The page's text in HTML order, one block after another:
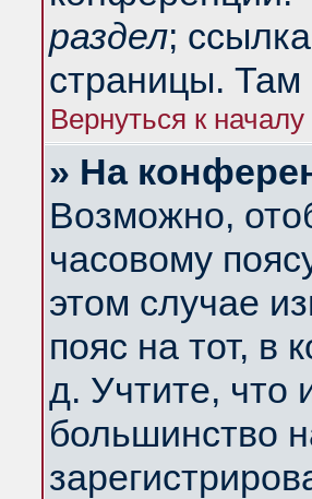
раздел;
страницы. Там
Вернуться к началу
» На
Возможно,
часовому
этом случае
пояс на тот, в
д. Учтите, что
большинство